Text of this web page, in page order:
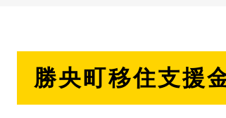
勝央町移住支援